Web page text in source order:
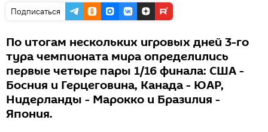
Подписаться
По итогам нескольких игровых дней 3-го
тура чемпионата мира определились
первые четыре пары 1/16 финала: США -
Босния и Герцеговина, Канада - ЮАР,
Нидерланды - Марокко и Бразилия -
Япония.